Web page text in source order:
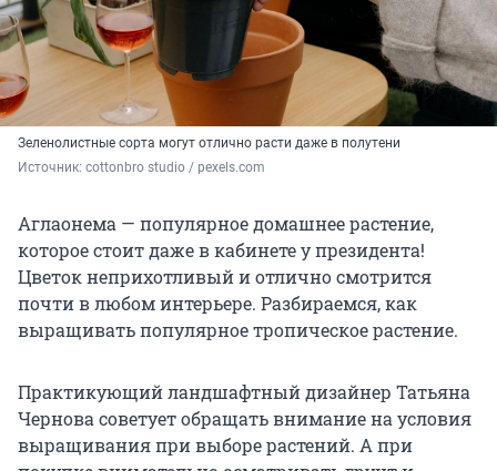
Зеленолистные сорта могут отлично расти даже в полутени
Источник: cottonbro studio / pexels.com
Аглаонема — популярное домашнее растение,
которое стоит даже в кабинете у президента!
Цветок неприхотливый и отлично смотрится
почти в любом интерьере. Разбираемся, как
выращивать популярное тропическое растение.
Практикующий ландшафтный дизайнер Татьяна
Чернова советует обращать внимание на условия
выращивания при выборе растений. А при